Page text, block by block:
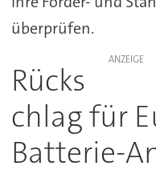
überprüfen.
ANZEIGE
Rücks
chlag für
Batterie-